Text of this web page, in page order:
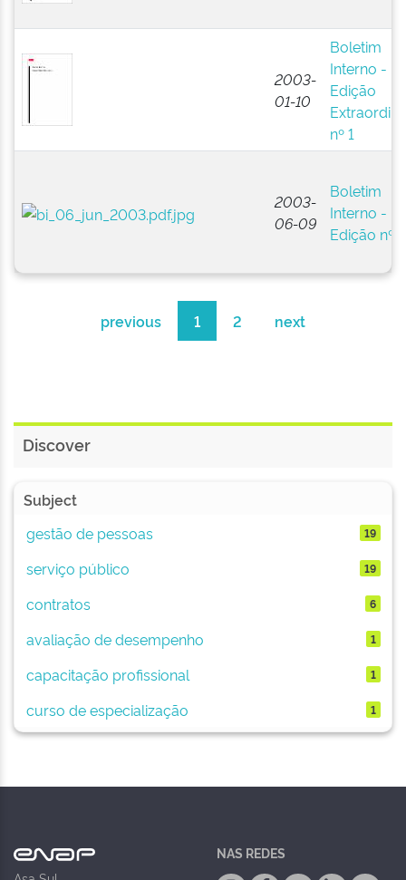
2003-
01-10
Boletim
Interno -
Edição
nº 1
2003-
06-09
Boletim
Interno -
Edição nº 6
previous 1 2 next
Discover
Subject
gestão de pessoas
19
serviço público 19
contratos 6
avaliação de desempenho 1
capacitação profissional 1
curso de especialização 1
NAS REDES